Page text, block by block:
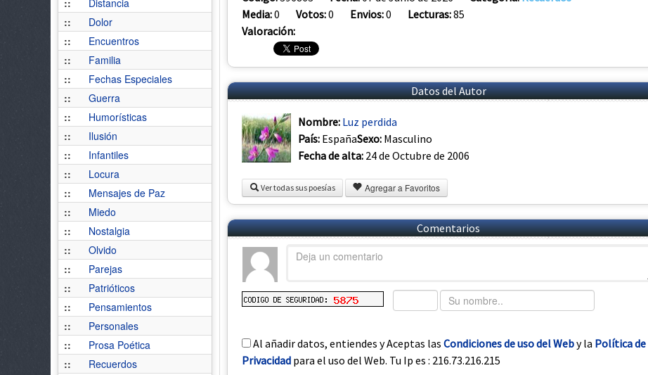
::
Distancia
::
Dolor
::
Encuentros
::
Familia
::
Fechas Especiales
::
Guerra
::
Humorísticas
::
Ilusión
::
Infantiles
::
Locura
::
Mensajes de Paz
::
Miedo
::
Nostalgia
::
Olvido
::
Parejas
::
Patrióticos
::
Pensamientos
::
Personales
::
Prosa Poética
::
Recuerdos
Media:0 Votos:0 Envios:0 Lecturas:85
Valoración:
Datos del Autor
Nombre: Luz perdida
País: EspañaSexo: Masculino
Fecha de alta: 24 de Octubre de 2006
Ver todas sus poesías Agregar a Favoritos
Comentarios
Al añadir datos, entiendes y Aceptas las Condiciones de uso del Weby la Política de
Privacidad para el uso del Web. Tu Ip es : 216.73.216.215